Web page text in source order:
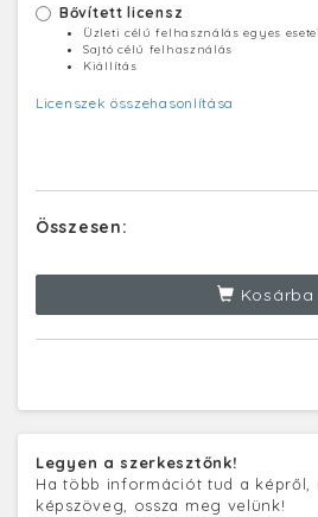
Bővített licensz
Üzleti célú felhasználás egyes esetei
Sajtó célú felhasználás
Kiállítás
Licenszek összehasonlítása
Összesen:
Kosárba
Legyen a szerkesztőnk!
Ha több információt tud a képről,
képszöveg, ossza meg velünk!